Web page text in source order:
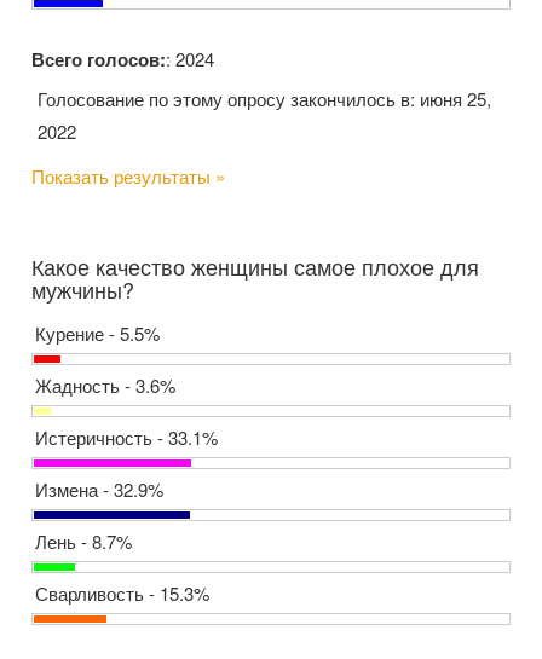
Всего голосов:: 2024
Голосование по этому опросу закончилось в: июня 25,
2022
Показать результаты »
Какое качество женщины самое плохое для
мужчины?
Курение - 5.5%
Жадность - 3.6%
Истеричность - 33.1%
Измена - 32.9%
Лень - 8.7%
Сварливость - 15.3%